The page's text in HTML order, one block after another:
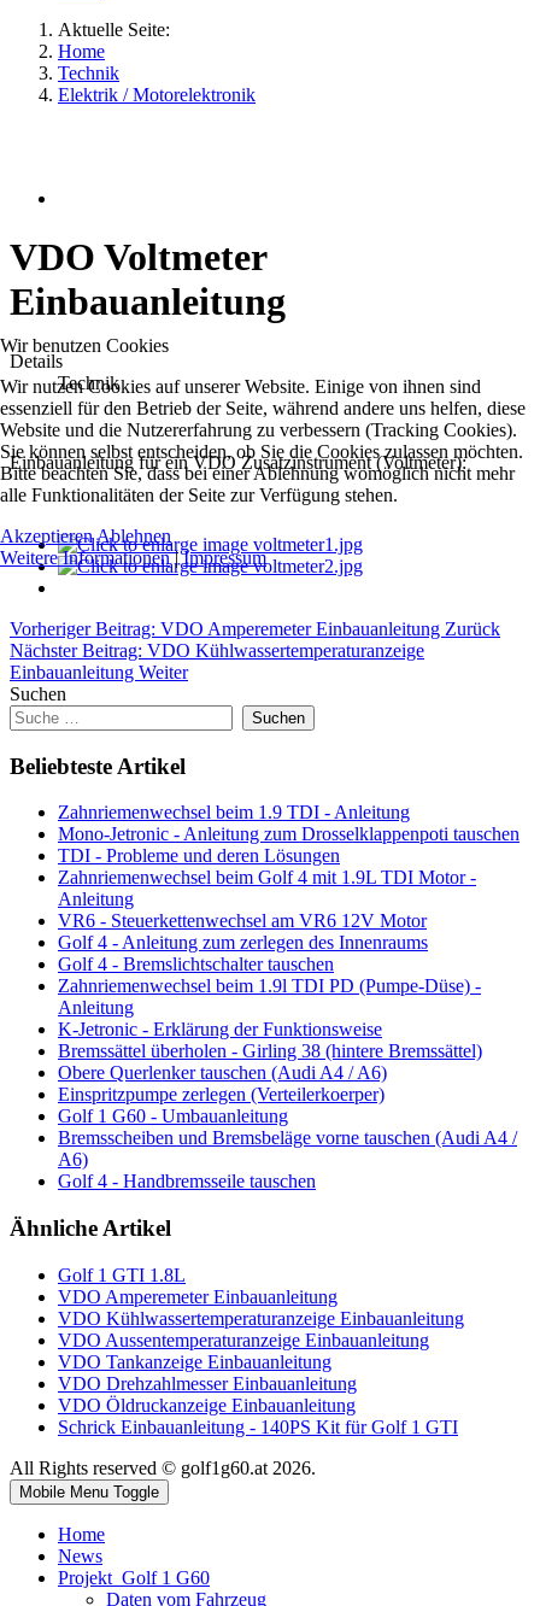
Aktuelle Seite:
Home
Technik
Elektrik / Motorelektronik
VDO Voltmeter
Einbauanleitung
Details
Technik
Einbauanleitung für ein VDO Zusatzinstrument (Voltmeter):
Vorheriger Beitrag: VDO Amperemeter Einbauanleitung Zurück
Nächster Beitrag: VDO Kühlwassertemperaturanzeige
Einbauanleitung Weiter
Suchen
Suchen
Beliebteste Artikel
Zahnriemenwechsel beim 1.9 TDI - Anleitung
Mono-Jetronic - Anleitung zum Drosselklappenpoti tauschen
TDI - Probleme und deren Lösungen
Zahnriemenwechsel beim Golf 4 mit 1.9L TDI Motor -
Anleitung
VR6 - Steuerkettenwechsel am VR6 12V Motor
Golf 4 - Anleitung zum zerlegen des Innenraums
Golf 4 - Bremslichtschalter tauschen
Zahnriemenwechsel beim 1.9l TDI PD (Pumpe-Düse) -
Anleitung
K-Jetronic - Erklärung der Funktionsweise
Bremssättel überholen - Girling 38 (hintere Bremssättel)
Obere Querlenker tauschen (Audi A4 / A6)
Einspritzpumpe zerlegen (Verteilerkoerper)
Golf 1 G60 - Umbauanleitung
Bremsscheiben und Bremsbeläge vorne tauschen (Audi A4 /
A6)
Golf 4 - Handbremsseile tauschen
Ähnliche Artikel
Golf 1 GTI 1.8L
VDO Amperemeter Einbauanleitung
VDO Kühlwassertemperaturanzeige Einbauanleitung
VDO Aussentemperaturanzeige Einbauanleitung
VDO Tankanzeige Einbauanleitung
VDO Drehzahlmesser Einbauanleitung
VDO Öldruckanzeige Einbauanleitung
Schrick Einbauanleitung - 140PS Kit für Golf 1 GTI
All Rights reserved © golf1g60.at 2026.
Mobile Menu Toggle
Home
News
Projekt_Golf 1 G60
Daten vom Fahrzeug
Wir benutzen Cookies
Wir nutzen Cookies auf unserer Website. Einige von ihnen sind
essenziell für den Betrieb der Seite, während andere uns helfen, diese
Website und die Nutzererfahrung zu verbessern (Tracking Cookies).
Sie können selbst entscheiden, ob Sie die Cookies zulassen möchten.
Bitte beachten Sie, dass bei einer Ablehnung womöglich nicht mehr
alle Funktionalitäten der Seite zur Verfügung stehen.
AkzeptierenAblehnen
Weitere Informationen|Impressum